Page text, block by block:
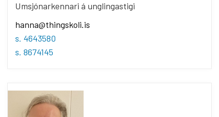
Umsjónarkennari á unglingastigi
hanna@thingskoli.is
s. 4643580
s. 8674145